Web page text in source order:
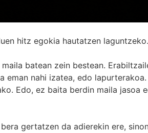
hitz egokia hautatzen laguntzeko.
batean zein bestean.
eman nahi izatea, edo lapurterakoa.
Edo, ez baita berdin maila jasoa
gertatzen da adierekin ere,